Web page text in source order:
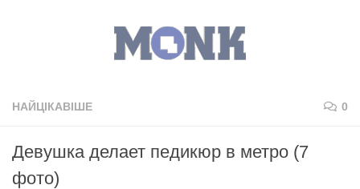
НАЙЦІКАВІШЕ 0
Девушка делает педикюр в метро (7
фото)